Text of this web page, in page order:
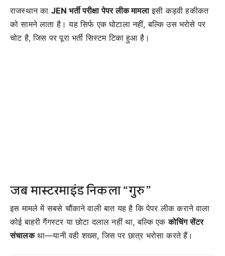
राजस्थान का JEN भर्ती परीक्षा पेपर लीक मामलाइसी कड़वी हकीकत
को सामने लाता है। यह सिर्फ एक घोटाला नहीं, बल्कि उस भरोसे पर
चोट है, जिस पर पूरा भर्ती सिस्टम टिका हुआ है।
जब मास्टरमाइंड निकला “गुरु”
इस मामले में सबसे चौंकाने वाली बात यह है कि पेपर लीक कराने वाला
कोई बाहरी गैंगस्टर या छोटा दलाल नहीं था, बल्कि एककोचिंग सेंटर
संचालकथा—यानी वही शख्स, जिस पर छात्र भरोसा करते हैं।